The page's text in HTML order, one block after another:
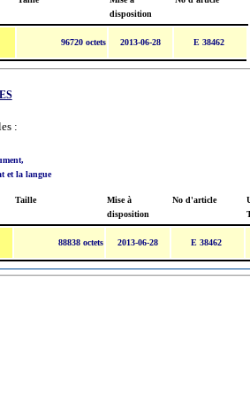
disposition
96720 octets 2013-06-28 E 38462
:
et la langue
Taille
Mise à
disposition
No d'article
88838 octets 2013-06-28 E 38462